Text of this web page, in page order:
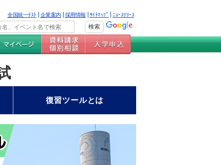
全国統一ﾃｽﾄ 企業案内 採用情報 ｻｲﾄﾏｯﾌﾟ ﾆｭｰｽﾘﾘｰｽ
復習ツールとは